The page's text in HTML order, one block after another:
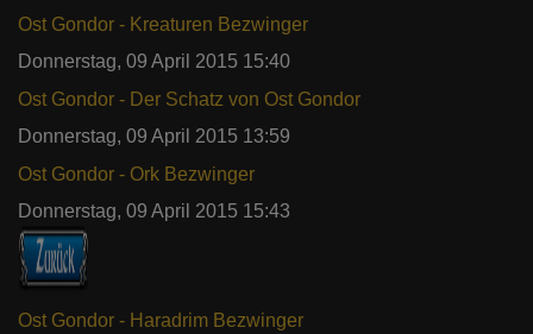
Ost Gondor - Kreaturen Bezwinger
Donnerstag, 09 April 2015 15:40
Ost Gondor - Der Schatz von Ost Gondor
Donnerstag, 09 April 2015 13:59
Ost Gondor - Ork Bezwinger
Donnerstag, 09 April 2015 15:43
Ost Gondor - Haradrim Bezwinger